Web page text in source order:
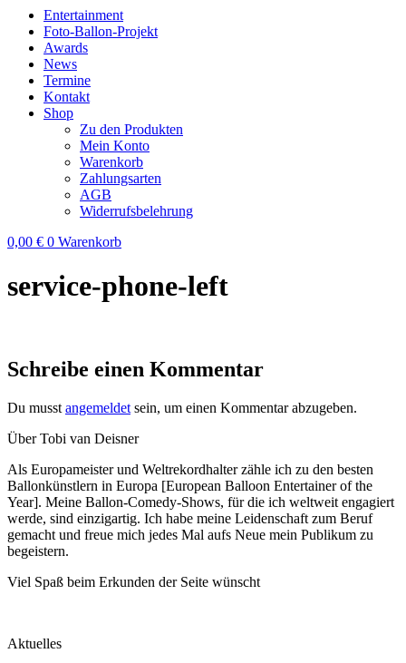
Entertainment
Foto-Ballon-Projekt
Awards
News
Termine
Kontakt
Shop
Zu den Produkten
Mein Konto
Warenkorb
Zahlungsarten
AGB
Widerrufsbelehrung
0,00 € 0 Warenkorb
service-phone-left
Schreibe einen Kommentar
Du musst angemeldet sein, um einen Kommentar abzugeben.
Über Tobi van Deisner
Als Europameister und Weltrekordhalter zähle ich zu den besten
Ballonkünstlern in Europa [European Balloon Entertainer of the
Year]. Meine Ballon-Comedy-Shows, für die ich weltweit engagiert
werde, sind einzigartig. Ich habe meine Leidenschaft zum Beruf
gemacht und freue mich jedes Mal aufs Neue mein Publikum zu
begeistern.
Viel Spaß beim Erkunden der Seite wünscht
Aktuelles